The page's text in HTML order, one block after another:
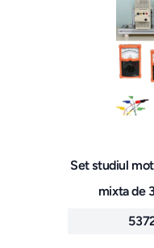
Set studiul
mixta de